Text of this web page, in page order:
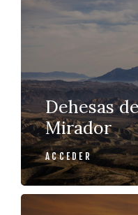
Dehesas
Mirador
ACCEDER